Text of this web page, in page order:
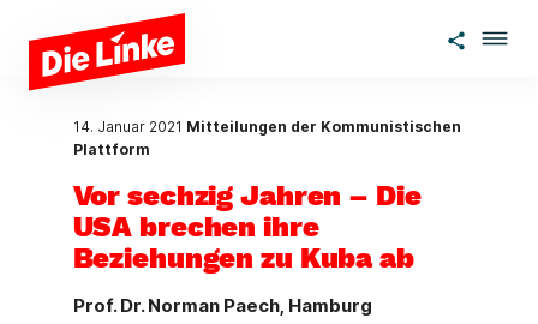
Zum Hauptinhalt springen
14. Januar 2021 Mitteilungen der Kommunistischen
Plattform
Vor sechzig Jahren – Die
USA brechen ihre
Beziehungen zu Kuba ab
Prof. Dr. Norman Paech, Hamburg